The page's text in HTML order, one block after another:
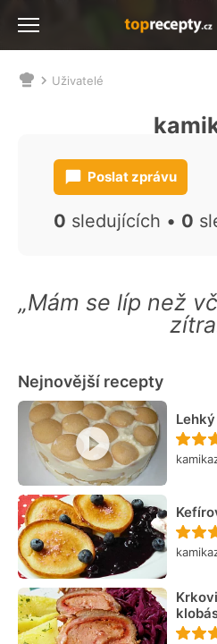
NacházíteUživatelé
Poslat zprávu
0 sledujících • 0
„Mám se líp než
Nejnovější recepty